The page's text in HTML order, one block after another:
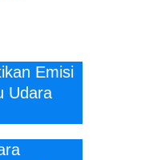
Emisi
Udara